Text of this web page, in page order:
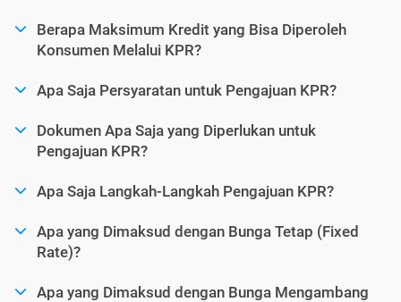
Berapa Maksimum Kredit yang Bisa Diperoleh
Konsumen Melalui KPR?
Apa Saja Persyaratan untuk Pengajuan KPR?
Dokumen Apa Saja yang Diperlukan untuk
Pengajuan KPR?
Apa Saja Langkah-Langkah Pengajuan KPR?
Apa yang Dimaksud dengan Bunga Tetap (Fixed
Rate)?
Apa yang Dimaksud dengan Bunga Mengambang